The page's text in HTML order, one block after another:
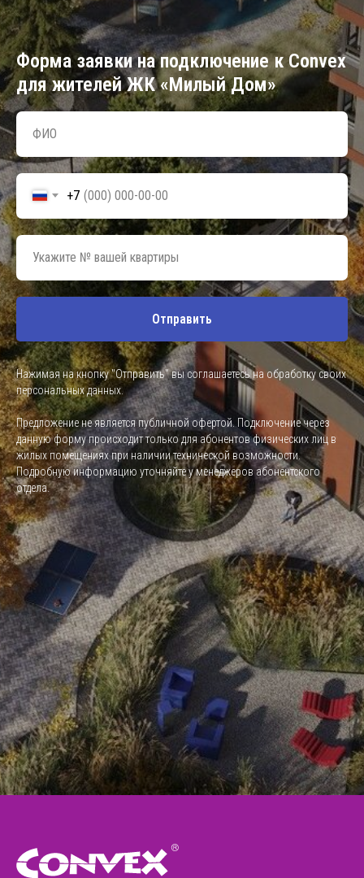
Форма заявки на подключение к Convex
для жителей ЖК «Милый Дом»
+7
Отправить
Нажимая на кнопку "Отправить" вы соглашаетесь на обработку своих
персональных данных.
Предложение не является публичной офертой. Подключение через
данную форму происходит только для абонентов физических лиц в
жилых помещениях при наличии технической возможности.
Подробную информацию уточняйте у менеджеров абонентского
отдела.